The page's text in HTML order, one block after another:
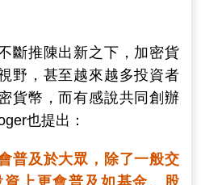
斷推陳出新之下，加密貨
野，甚至越來越多投資者
貨幣，而有感說共同創辦
也提出：
普及於大眾，除了一般交
上更會普及如基金、股